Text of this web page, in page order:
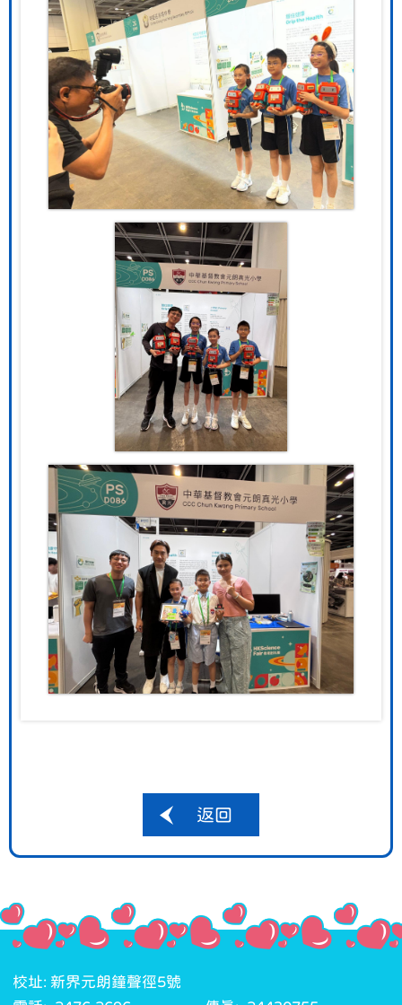
返回
校址: 新界元朗鐘聲徑5號